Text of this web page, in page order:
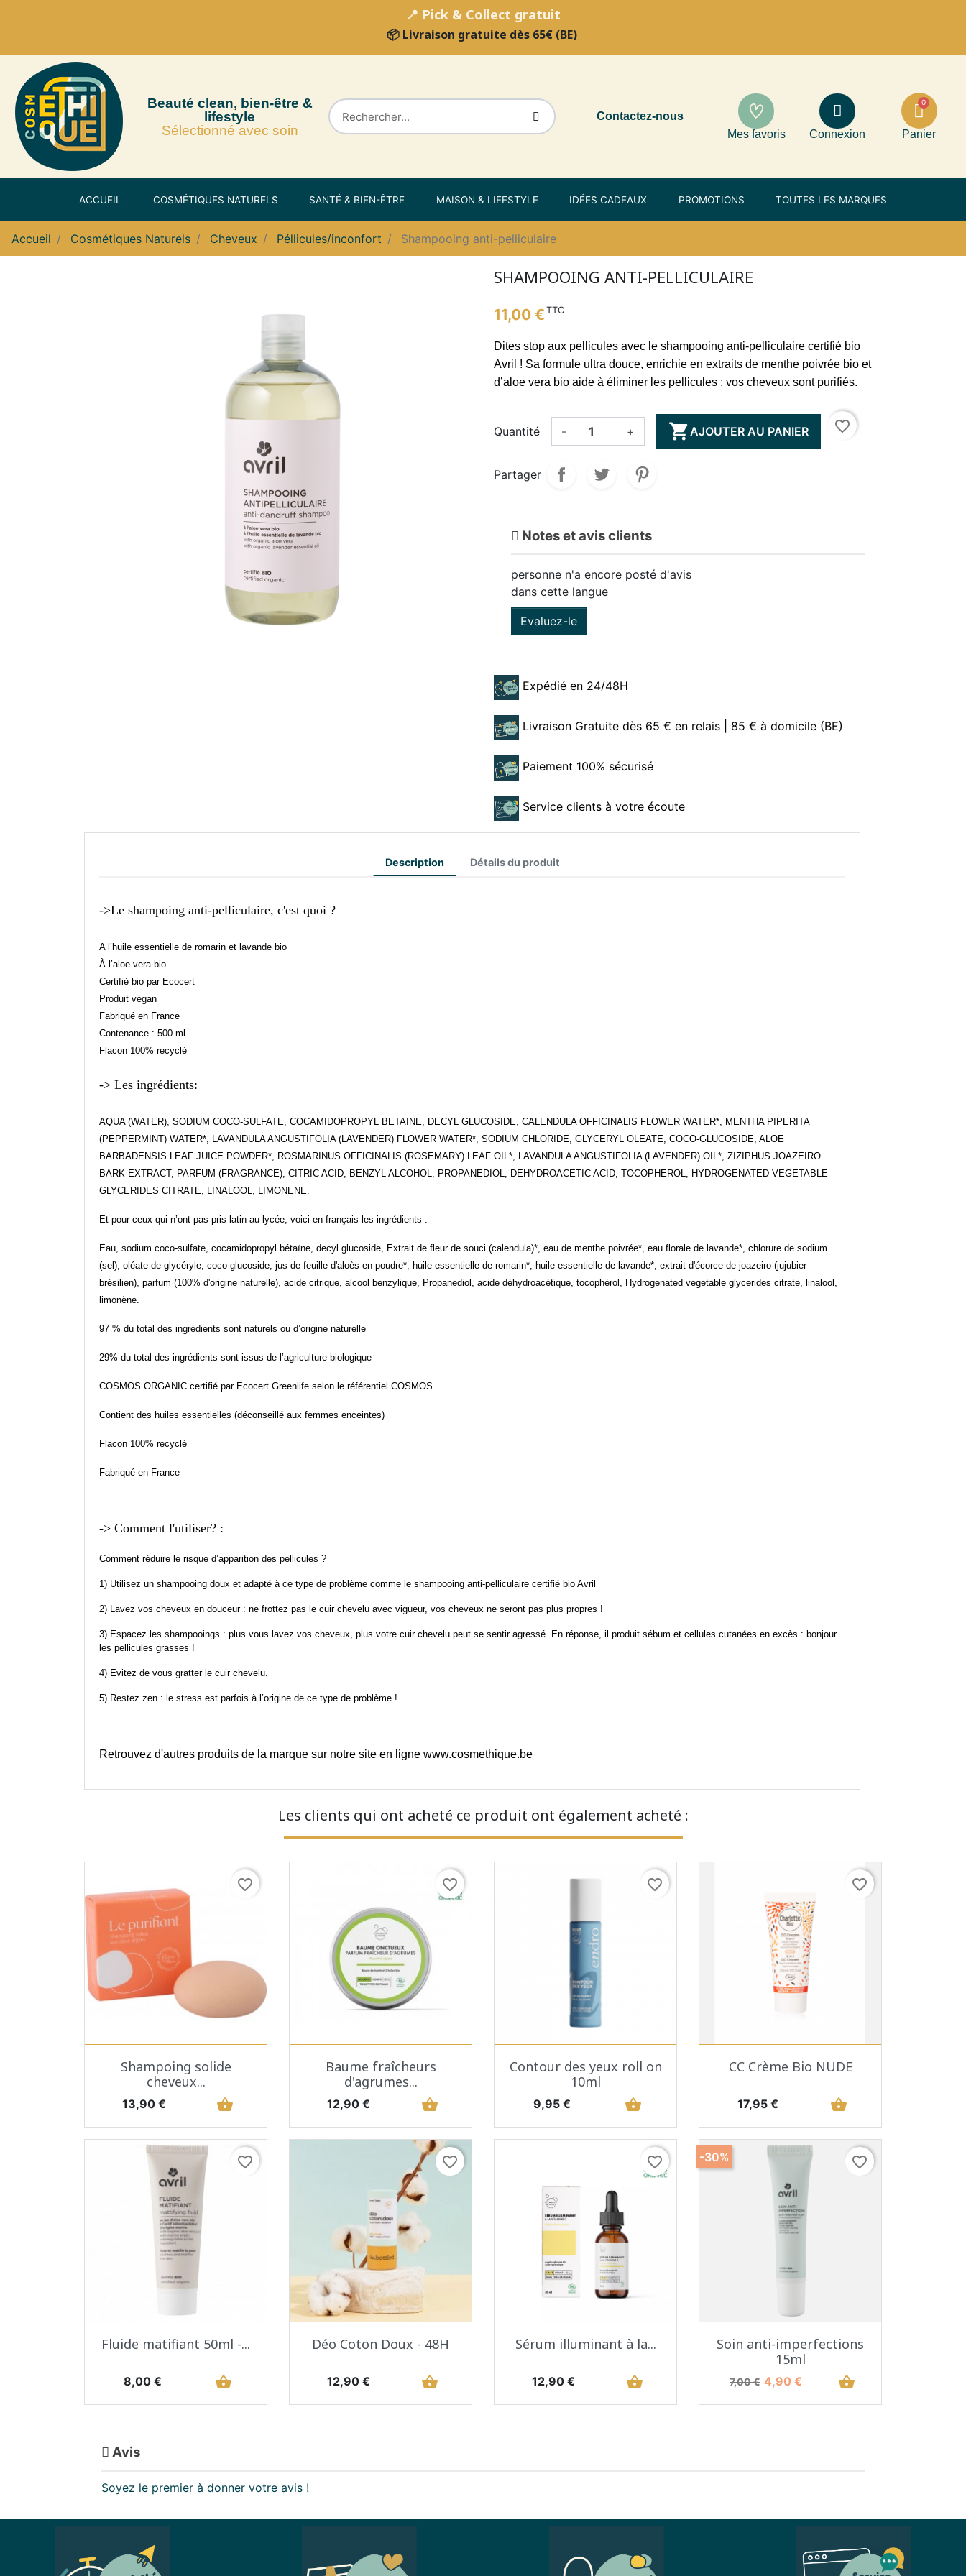
📍 Pick & Collect gratuit
📦 Livraison gratuite dès 65€ (BE)
Beauté clean, bien-être &
lifestyle
Sélectionné avec soin
Contactez-nous
Mes favoris
Connexion Panier
ACCUEIL COSMÉTIQUES NATURELS SANTÉ & BIEN-ÊTRE MAISON & LIFESTYLE IDÉES CADEAUX PROMOTIONS TOUTES LES MARQUES
Accueil Cosmétiques Naturels Cheveux Péllicules/inconfort Shampooing anti-pelliculaire
SHAMPOOING ANTI-PELLICULAIRE
11,00 € TTC
Dites stop aux pellicules avec le shampooing anti-pelliculaire certifié bio
Avril ! Sa formule ultra douce, enrichie en extraits de menthe poivrée bio et
d’aloe vera bio aide à éliminer les pellicules : vos cheveux sont purifiés.
Quantité - + AJOUTER AU PANIER favorite_border
Partager
Notes et avis clients
personne n'a encore posté d'avis
dans cette langue
Evaluez-le
Expédié en 24/48H
Livraison Gratuite dès 65 € en relais | 85 € à domicile (BE)
Paiement 100% sécurisé
Service clients à votre écoute
Description Détails du produit
->Le shampoing anti-pelliculaire, c'est quoi ?
A l’huile essentielle de romarin et lavande bio
À l’aloe vera bio
Certifié bio par Ecocert
Produit végan
Fabriqué en France
Contenance : 500 ml
Flacon 100% recyclé
-> Les ingrédients:
AQUA (WATER), SODIUM COCO-SULFATE, COCAMIDOPROPYL BETAINE, DECYL GLUCOSIDE, CALENDULA OFFICINALIS FLOWER WATER*, MENTHA PIPERITA
(PEPPERMINT) WATER*, LAVANDULA ANGUSTIFOLIA (LAVENDER) FLOWER WATER*, SODIUM CHLORIDE, GLYCERYL OLEATE, COCO-GLUCOSIDE, ALOE
BARBADENSIS LEAF JUICE POWDER*, ROSMARINUS OFFICINALIS (ROSEMARY) LEAF OIL*, LAVANDULA ANGUSTIFOLIA (LAVENDER) OIL*, ZIZIPHUS JOAZEIRO
BARK EXTRACT, PARFUM (FRAGRANCE), CITRIC ACID, BENZYL ALCOHOL, PROPANEDIOL, DEHYDROACETIC ACID, TOCOPHEROL, HYDROGENATED VEGETABLE
GLYCERIDES CITRATE, LINALOOL, LIMONENE.
Et pour ceux qui n’ont pas pris latin au lycée, voici en français les ingrédients :
Eau, sodium coco-sulfate, cocamidopropyl bétaïne, decyl glucoside, Extrait de fleur de souci (calendula)*, eau de menthe poivrée*, eau florale de lavande*, chlorure de sodium
(sel), oléate de glycéryle, coco-glucoside, jus de feuille d'aloès en poudre*, huile essentielle de romarin*, huile essentielle de lavande*, extrait d'écorce de joazeiro (jujubier
brésilien), parfum (100% d'origine naturelle), acide citrique, alcool benzylique, Propanediol, acide déhydroacétique, tocophérol, Hydrogenated vegetable glycerides citrate, linalool,
limonène.
97 % du total des ingrédients sont naturels ou d’origine naturelle
29% du total des ingrédients sont issus de l’agriculture biologique
COSMOS ORGANIC certifié par Ecocert Greenlife selon le référentiel COSMOS
Contient des huiles essentielles (déconseillé aux femmes enceintes)
Flacon 100% recyclé
Fabriqué en France
-> Comment l'utiliser? :
Comment réduire le risque d’apparition des pellicules ?
1) Utilisez un shampooing doux et adapté à ce type de problème comme le shampooing anti-pelliculaire certifié bio Avril
2) Lavez vos cheveux en douceur : ne frottez pas le cuir chevelu avec vigueur, vos cheveux ne seront pas plus propres !
3) Espacez les shampooings : plus vous lavez vos cheveux, plus votre cuir chevelu peut se sentir agressé. En réponse, il produit sébum et cellules cutanées en excès : bonjour
les pellicules grasses !
4) Evitez de vous gratter le cuir chevelu.
5) Restez zen : le stress est parfois à l’origine de ce type de problème !
Retrouvez d'autres produits de la marque sur notre site en ligne www.cosmethique.be
Les clients qui ont acheté ce produit ont également acheté :
Aperçu rapide
favorite_border
Shampoing solide
cheveux...
Prix
13,90 € shopping_basket
Aperçu rapide
favorite_border
Baume fraîcheurs
d'agrumes...
Prix
12,90 € shopping_basket
Aperçu rapide
favorite_border
Contour des yeux roll on
10ml
Prix
9,95 € shopping_basket
Aperçu rapide
favorite_border
CC Crème Bio NUDE
Prix
17,95 € shopping_basket
Aperçu rapide
favorite_border
Fluide matifiant 50ml -...
Prix
8,00 € shopping_basket
favorite_border
Déo Coton Doux - 48H
Prix
12,90 € shopping_basket
Aperçu rapide
favorite_border
Sérum illuminant à la...
Prix
12,90 € shopping_basket
Aperçu rapide
favorite_border
Soin anti-imperfections
15ml
Prix de base
7,00 € Prix
4,90 € shopping_basket
-30%
Avis
Soyez le premier à donner votre avis !